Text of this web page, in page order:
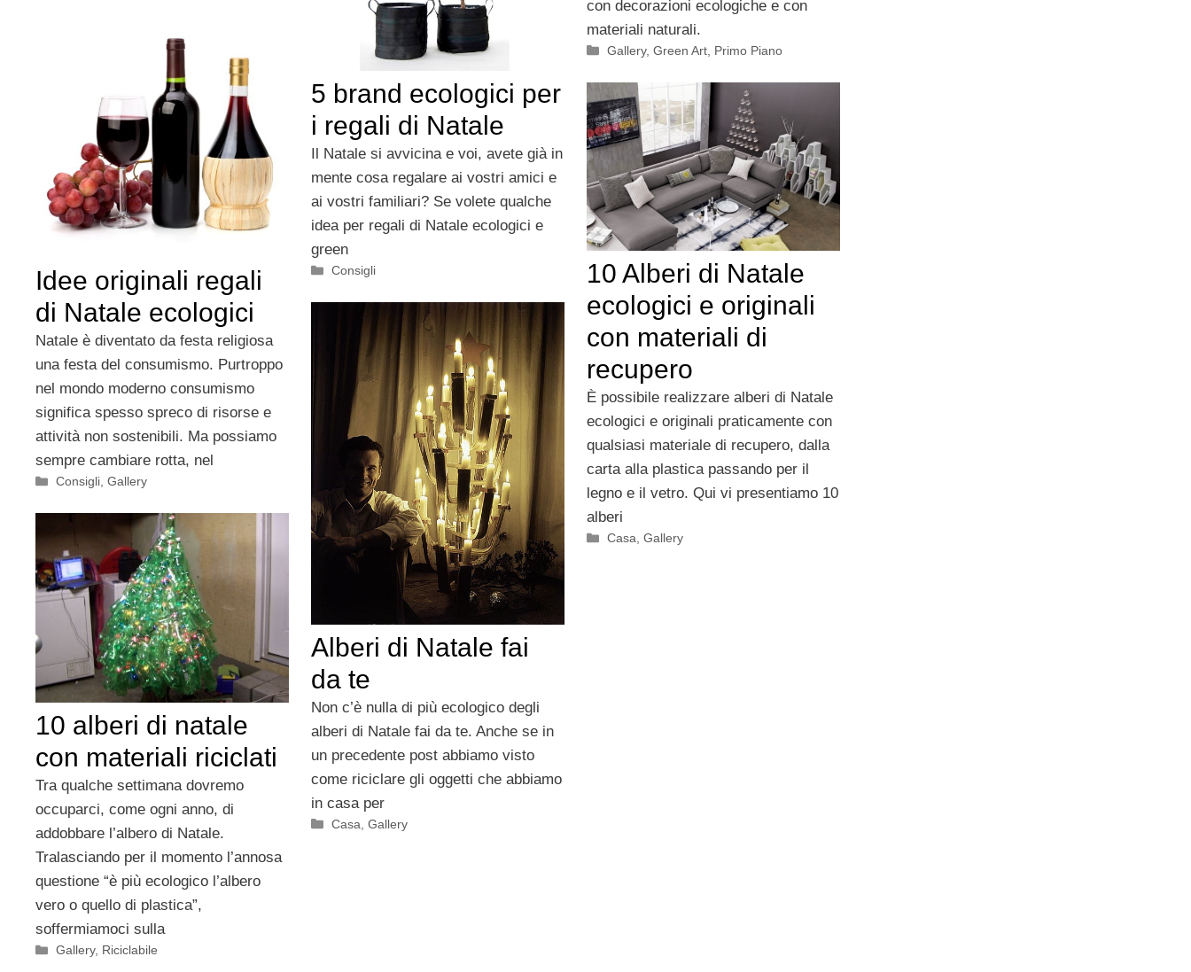
con decorazioni ecologiche e con
materiali naturali.
Categorie
Gallery,Green Art Primo Piano
5 brand ecologici per
i regali di Natale
Il Natale si avvicina e voi, avete già in
mente cosa regalare ai vostri amici e
ai vostri familiari? Se volete qualche
idea per regali di Natale ecologici e
green
Categorie
Consigli
Idee originali regali
di Natale ecologici
Natale è diventato da festa religiosa
una festa del consumismo. Purtroppo
nel mondo moderno consumismo
significa spesso spreco di risorse e
attività non sostenibili. Ma possiamo
sempre cambiare rotta, nel
Categorie
Consigli,Gallery
10 Alberi di Natale
ecologici e originali
con materiali di
recupero
È possibile realizzare alberi di Natale
ecologici e originali praticamente con
qualsiasi materiale di recupero, dalla
carta alla plastica passando per il
legno e il vetro. Qui vi presentiamo 10
alberi
Categorie
Casa,Gallery
Alberi di Natale fai
da te
Non c’è nulla di più ecologico degli
alberi di Natale fai da te. Anche se in
un precedente post abbiamo visto
come riciclare gli oggetti che abbiamo
in casa per
Categorie
Casa ,Gallery
10 alberi di natale
con materiali riciclati
Tra qualche settimana dovremo
occuparci, come ogni anno, di
addobbare l’albero di Natale.
Tralasciando per il momento l’annosa
questione “è più ecologico l’albero
vero o quello di plastica”,
soffermiamoci sulla
Categorie
Gallery, Riciclabile